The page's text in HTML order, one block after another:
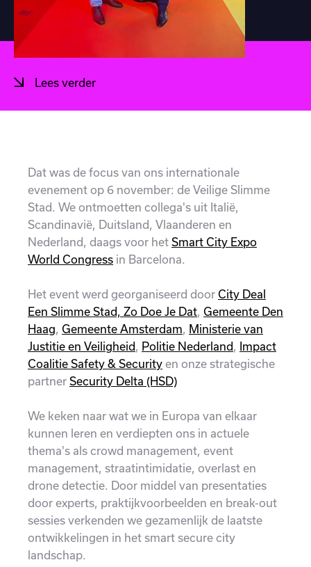
Lees verder
Dat was de focus van ons internationale
evenement op 6 november: de Veilige Slimme
Stad. We ontmoetten collega's uit Italië,
Scandinavië, Duitsland, Vlaanderen en
Nederland, daags voor het Smart City Expo
World Congress in Barcelona.
Het event werd georganiseerd door City Deal
Een Slimme Stad, Zo Doe Je Dat, Gemeente Den
Haag, Gemeente Amsterdam, Ministerie van
Justitie en Veiligheid, Politie Nederland, Impact
Coalitie Safety & Security en onze strategische
partner Security Delta (HSD)
We keken naar wat we in Europa van elkaar
kunnen leren en verdiepten ons in actuele
thema's als crowd management, event
management, straatintimidatie, overlast en
drone detectie. Door middel van presentaties
door experts, praktijkvoorbeelden en break-out
sessies verkenden we gezamenlijk de laatste
ontwikkelingen in het smart secure city
landschap.